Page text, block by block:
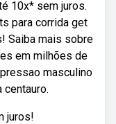
10x* sem juros.
para corrida get
Saiba mais sobre
em milhões de
masculino
centauro.
juros!